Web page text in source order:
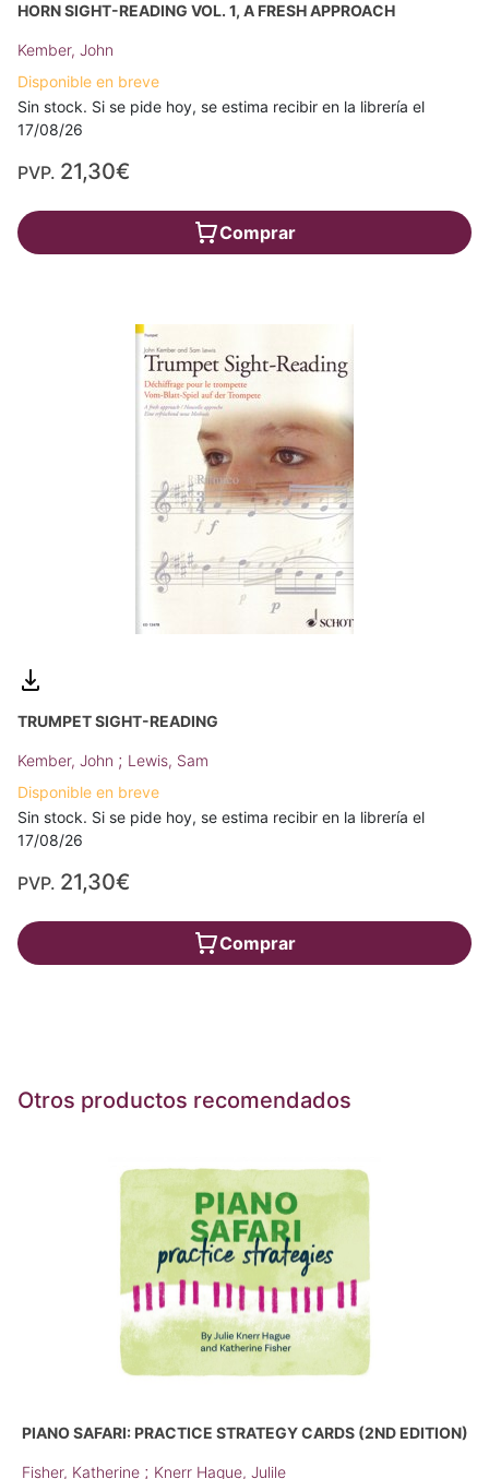
HORN SIGHT-READING VOL. 1, A FRESH APPROACH
Kember, John
Disponible en breve
Sin stock. Si se pide hoy, se estima recibir en la librería el
17/08/26
PVP. 21,30€
Comprar
TRUMPET SIGHT-READING
Kember, John ; Lewis, Sam
Disponible en breve
Sin stock. Si se pide hoy, se estima recibir en la librería el
17/08/26
PVP. 21,30€
Comprar
Otros productos recomendados
PIANO SAFARI: PRACTICE STRATEGY CARDS (2ND EDITION)
Fisher, Katherine ; Knerr Hague, Julile